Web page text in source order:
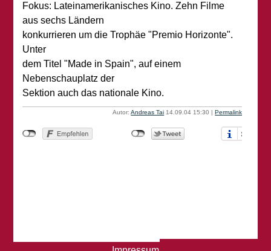
Fokus: Lateinamerikanisches Kino. Zehn Filme
aus sechs Ländern
konkurrieren um die Trophäe "Premio Horizonte".
Unter
dem Titel "Made in Spain", auf einem
Nebenschauplatz der
Sektion auch das nationale Kino.
Autor:Andreas Tai 14.09.04 15:30 |Permalink